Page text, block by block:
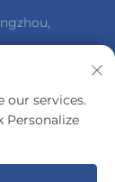
our services.
Personalize